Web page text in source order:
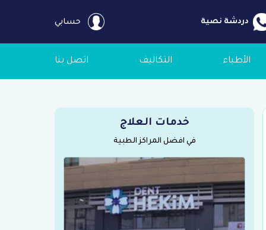
دردشة نصية حسابي
الأطباء التكاليف اتصل بنا
خدمات العلاج
في افضل المراكز الطبية